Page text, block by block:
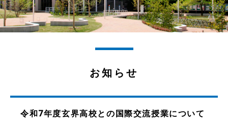
お知らせ
令和7年度玄界高校との国際交流授業について